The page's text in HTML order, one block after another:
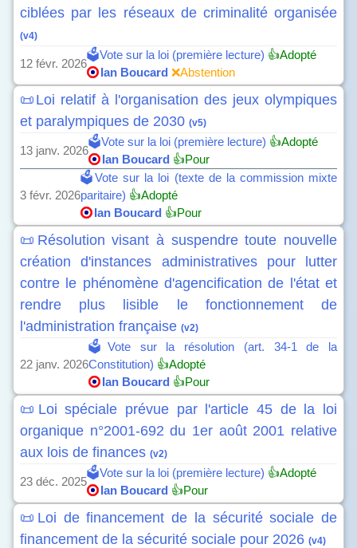
ciblées par les réseaux de criminalité organisée
(v4)
12 févr. 2026
🗳️Vote sur la loi (première lecture) 👍Adopté
Ian Boucard ❌Abstention
📜Loi relatif à l'organisation des jeux olympiques
et paralympiques de 2030 (v5)
13 janv. 2026
🗳️Vote sur la loi (première lecture) 👍Adopté
Ian Boucard 👍Pour
3 févr. 2026
🗳️Vote sur la loi (texte de la commission mixte
paritaire) 👍Adopté
Ian Boucard 👍Pour
📜Résolution visant à suspendre toute nouvelle
création d'instances administratives pour lutter
contre le phénomène d'agencification de l'état et
rendre plus lisible le fonctionnement de
l'administration française (v2)
22 janv. 2026
🗳️Vote sur la résolution (art. 34-1 de la
Constitution) 👍Adopté
Ian Boucard 👍Pour
📜Loi spéciale prévue par l'article 45 de la loi
organique n°2001-692 du 1er août 2001 relative
aux lois de finances (v2)
23 déc. 2025
🗳️Vote sur la loi (première lecture) 👍Adopté
Ian Boucard 👍Pour
📜Loi de financement de la sécurité sociale de
financement de la sécurité sociale pour 2026 (v4)